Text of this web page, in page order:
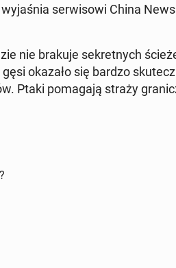
ser­wi­so­wi China
nie brakuje se­kret­nych
okazało się bardzo
Ptaki po­ma­ga­ją straży